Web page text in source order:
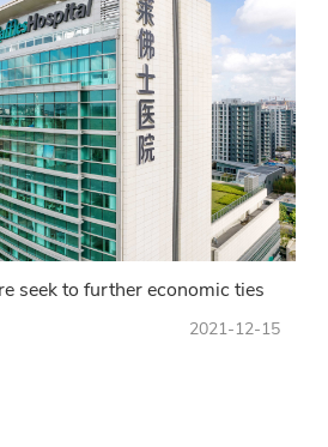
seek to further economic ties
2021-12-15